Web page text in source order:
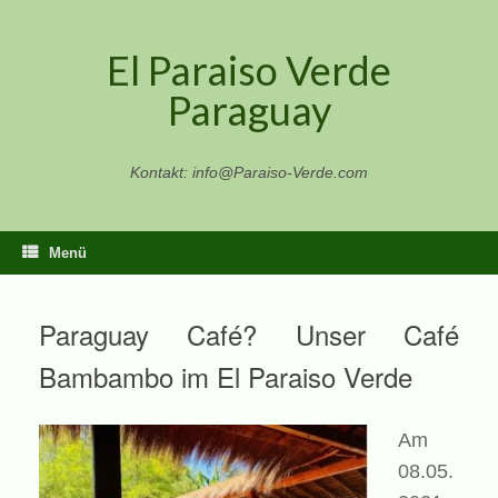
El Paraiso Verde
Paraguay
Kontakt: info@Paraiso-Verde.com
Menü
Paraguay Café? Unser Café
Bambambo im El Paraiso Verde
Am
08.05.